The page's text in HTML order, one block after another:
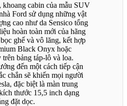
khoang cabin của mẫu SUV
Ford sử dụng những vật
cao như da Sensico tổng
hoàn toàn mới của hãng
ghế và vô lăng, kết hợp
Black Onyx hoặc
trên bảng táp-lô và loa.
đến một cách tiếp cận
chắn sẽ khiến mọi người
đặc biệt là màn trung
thước 15,5 inch dạng
đặt dọc.